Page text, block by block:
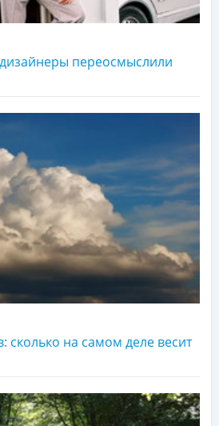
переосмыслили
сколько на самом деле весит